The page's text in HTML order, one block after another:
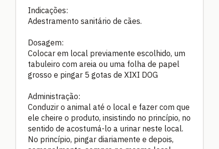
Indicações:
Adestramento sanitário de cães.
Dosagem:
Colocar em local previamente escolhido, um
tabuleiro com areia ou uma folha de papel
grosso e pingar 5 gotas de XIXI DOG
Administração:
Conduzir o animal até o local e fazer com que
ele cheire o produto, insistindo no princípio, no
sentido de acostumá-lo a urinar neste local.
No princípio, pingar diariamente e depois,